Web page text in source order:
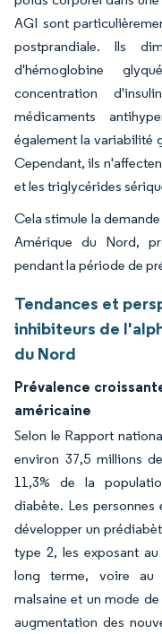
AGI sont
postprandiale. Ils
d'hémoglobine
concentration
médicaments
également la variabilité
Cependant, ils
et les triglycérides
Cela stimule la
Amérique du Nord,
pendant la période de
Tendances et
inhibiteurs de
du Nord
Prévalence
américaine
Selon le Rapport
environ 37,5 millions
11,3% de la
diabète. Les personnes
développer un
type 2, les exposant
long terme, voire au
malsaine et un mode
augmentation des